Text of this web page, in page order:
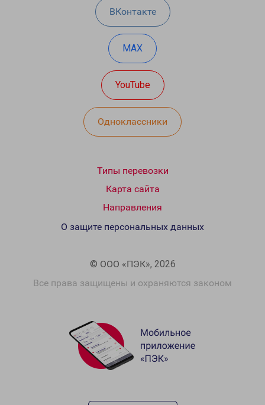
ВКонтакте
MAX
YouTube
Одноклассники
Типы перевозки
Карта сайта
Направления
© ООО «ПЭК», 2026
Все права защищены и охраняются законом
О защите персональных данных